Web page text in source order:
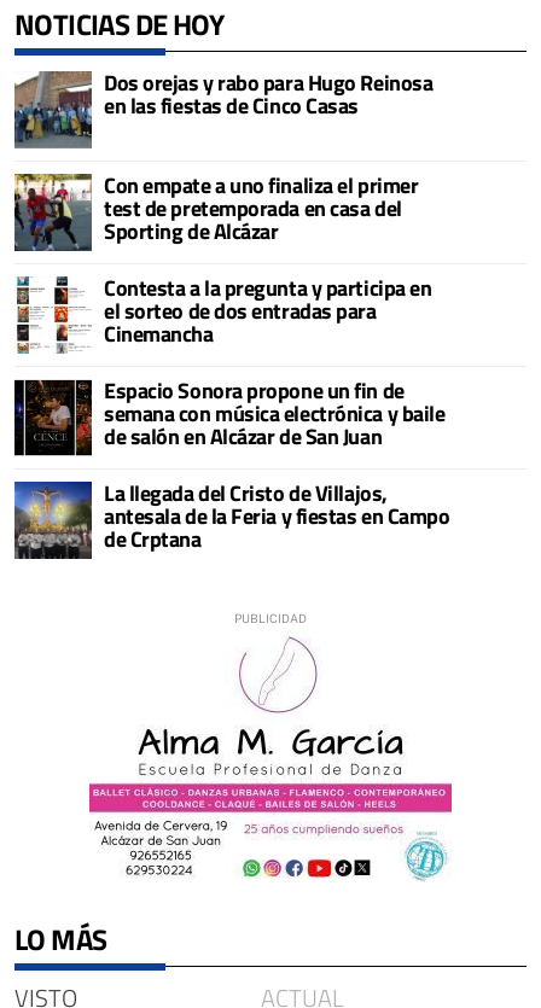
NOTICIAS DE HOY
Dos orejas y rabo para Hugo Reinosa
en las fiestas de Cinco Casas
Con empate a uno finaliza el primer
test de pretemporada en casa del
Sporting de Alcázar
Contesta a la pregunta y participa en
el sorteo de dos entradas para
Cinemancha
Espacio Sonora propone un fin de
semana con música electrónica y baile
de salón en Alcázar de San Juan
La llegada del Cristo de Villajos,
antesala de la Feria y fiestas en Campo
de Crptana
LO MÁS
VISTO ACTUAL